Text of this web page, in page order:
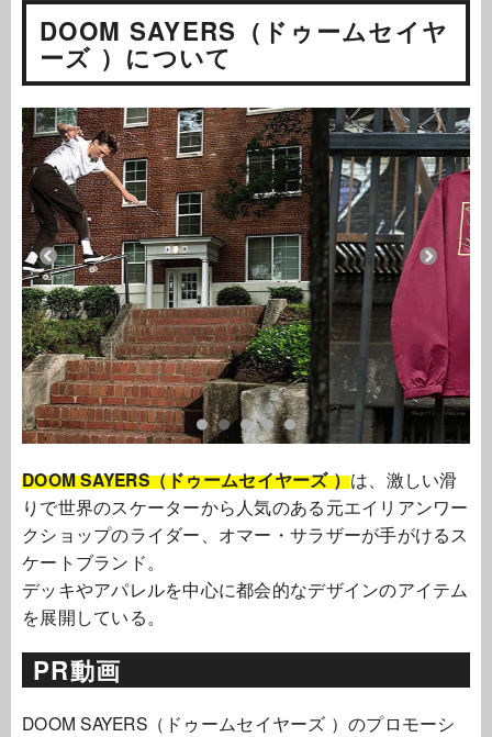
DOOM SAYERS（ドゥームセイヤ
ーズ ）について
DOOM SAYERS（ドゥームセイヤーズ ）は、激しい滑
りで世界のスケーターから人気のある元エイリアンワー
クショップのライダー、オマー・サラザーが手がけるス
ケートブランド。
デッキやアパレルを中心に都会的なデザインのアイテム
を展開している。
PR動画
DOOM SAYERS（ドゥームセイヤーズ ）のプロモーシ